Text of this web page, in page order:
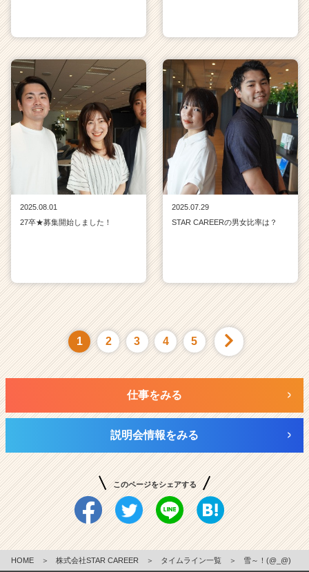
2025.08.01
27卒★募集開始しました！
2025.07.29
STAR CAREERの男女比率は？
1 2 3 4 5
仕事をみる
説明会情報をみる
このページをシェアする
HOME ＞ 株式会社STAR CAREER ＞ タイムライン一覧 ＞ 雪～！(@_@)